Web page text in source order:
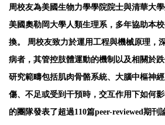
周校友為美國生物力學學院院士與清華大
美國奧勒岡大學人類生理系，多年協助本
換。 周校友致力於運用工程與機械原理，
病者，其管控肢體運動的機制以及相關於跌
研究範疇包括肌肉骨骼系統、大腦中樞神
傷、不足或受到干預時，交互作用下如何
的團隊發表了超過110篇peer-reviewed期刊